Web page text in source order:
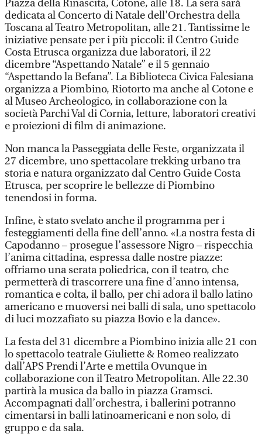
Piazza della Rinascita, Cotone, alle 18. La sera sarà
dedicata al Concerto di Natale dell'Orchestra della
Toscana al Teatro Metropolitan, alle 21. Tantissime le
iniziative pensate per i più piccoli: il Centro Guide
Costa Etrusca organizza due laboratori, il 22
dicembre “Aspettando Natale” e il 5 gennaio
“Aspettando la Befana”. La Biblioteca Civica Falesiana
organizza a Piombino, Riotorto ma anche al Cotone e
al Museo Archeologico, in collaborazione con la
società Parchi Val di Cornia, letture, laboratori creativi
e proiezioni di film di animazione.
Non manca la Passeggiata delle Feste, organizzata il
27 dicembre, uno spettacolare trekking urbano tra
storia e natura organizzato dal Centro Guide Costa
Etrusca, per scoprire le bellezze di Piombino
tenendosi in forma.
Infine, è stato svelato anche il programma per i
festeggiamenti della fine dell’anno. «La nostra festa di
Capodanno – prosegue l’assessore Nigro – rispecchia
l’anima cittadina, espressa dalle nostre piazze:
offriamo una serata poliedrica, con il teatro, che
permetterà di trascorrere una fine d’anno intensa,
romantica e colta, il ballo, per chi adora il ballo latino
americano e muoversi nei balli di sala, uno spettacolo
di luci mozzafiato su piazza Bovio e la dance».
La festa del 31 dicembre a Piombino inizia alle 21 con
lo spettacolo teatrale Giuliette & Romeo realizzato
dall’APS Prendi l’Arte e mettila Ovunque in
collaborazione con il Teatro Metropolitan. Alle 22.30
partirà la musica da ballo in piazza Gramsci.
Accompagnati dall’orchestra, i ballerini potranno
cimentarsi in balli latinoamericani e non solo, di
gruppo e da sala.